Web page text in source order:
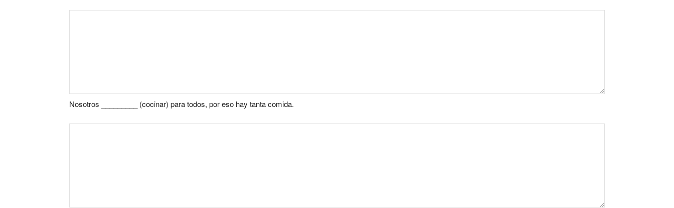
Nosotros _________ (cocinar) para todos, por eso hay tanta comida.